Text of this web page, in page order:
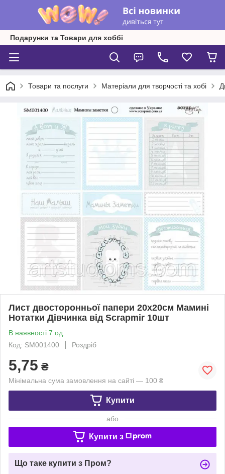
Подарунки та Товари для хоббі
Товари та послуги Матеріали для творчості та хобі
Лист двосторонньої папери 20х20см Мамині
Нотатки Дівчинка від Scrapmir 10шт
В наявності 7 од.
Код: SM001400
Роздріб
5,75 ₴
Мінімальна сума замовлення на сайті — 100 ₴
Купити
або
Купити з
Що таке купити з Пром?